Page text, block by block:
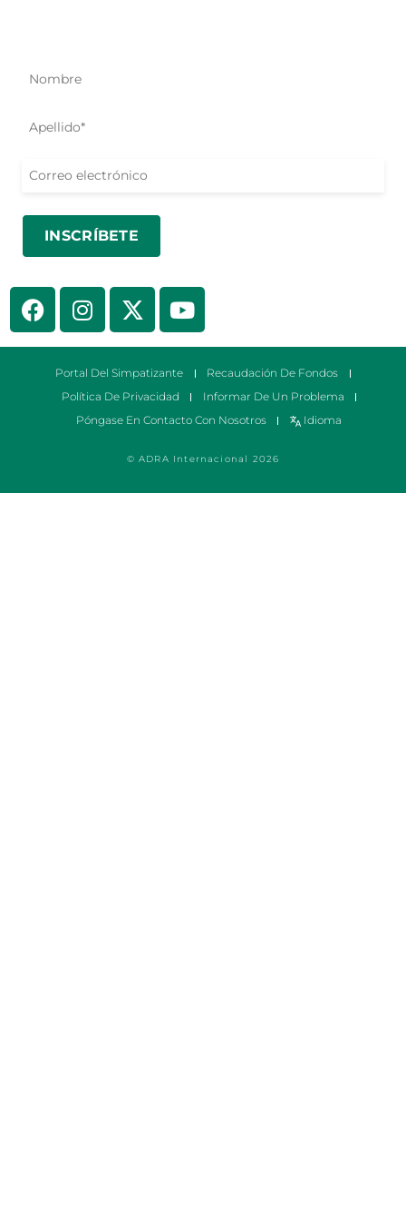
© ADRA Internacional 2026
Portal Del Simpatizante
Recaudación De Fondos
Política De Privacidad
Informar De Un Problema
Póngase En Contacto Con Nosotros
Idioma